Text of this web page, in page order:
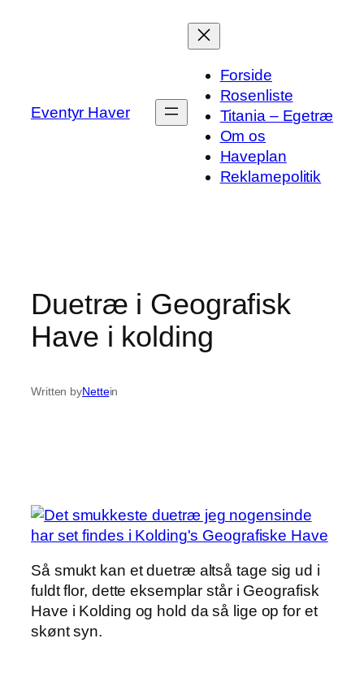
Eventyr Haver
Forside
Rosenliste
Titania – Egetræ
Om os
Haveplan
Reklamepolitik
Duetræ i Geografisk
Have i kolding
Written byNettein
Så smukt kan et duetræ altså tage sig ud i
fuldt flor, dette eksemplar står i Geografisk
Have i Kolding og hold da så lige op for et
skønt syn.